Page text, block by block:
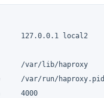
127.0.0.1 local2
/var/lib/haproxy
/var/run/haproxy.pid
4000